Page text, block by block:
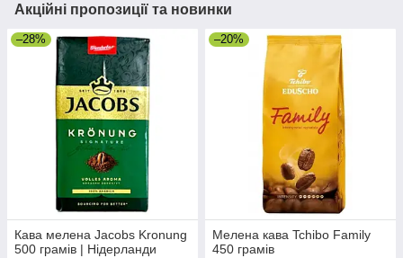
Акційні пропозиції та новинки
–28%
Кава мелена Jacobs Kronung
500 грамів | Нідерланди
–20%
Мелена кава Tchibo Family
450 грамів